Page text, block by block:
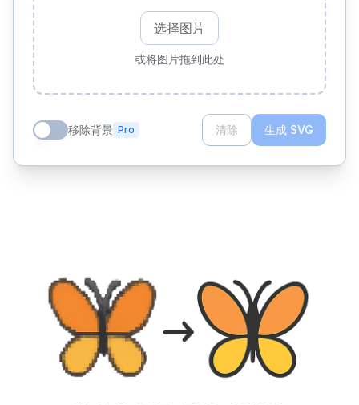
选择图片
或将图片拖到此处
移除背景 Pro 清除 生成 SVG